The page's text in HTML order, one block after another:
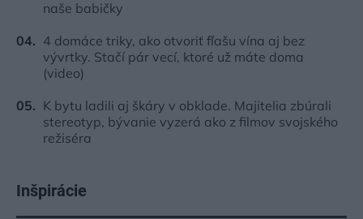
naše babičky
4 domáce triky, ako otvoriť fľašu vína aj bez
vývrtky. Stačí pár vecí, ktoré už máte doma
(video)
K bytu ladili aj škáry v obklade. Majitelia zbúrali
stereotyp, bývanie vyzerá ako z filmov svojského
režiséra
Inšpirácie